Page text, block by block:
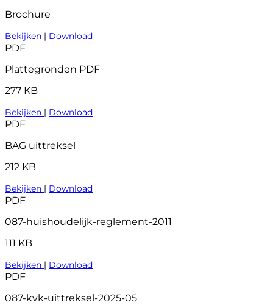
Brochure
Bekijken | Download
PDF
Plattegronden PDF
277 KB
Bekijken | Download
PDF
BAG uittreksel
212 KB
Bekijken | Download
PDF
087-huishoudelijk-reglement-2011
111 KB
Bekijken | Download
PDF
087-kvk-uittreksel-2025-05